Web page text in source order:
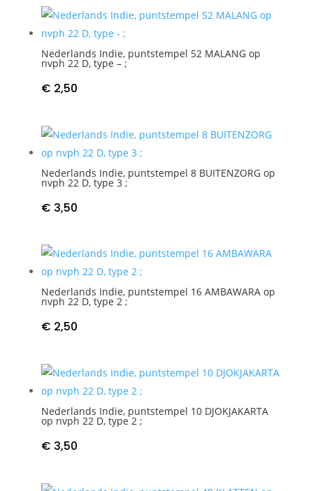
type
Nederlands Indie, puntstempel 52 MALANG op
nvph 22 D, type – ;
€ 2,50
Nederlands Indie, puntstempel 8 BUITENZORG op
nvph 22 D, type 3 ;
€ 3,50
Nederlands Indie, puntstempel 16 AMBAWARA op
nvph 22 D, type 2 ;
€ 2,50
Nederlands Indie, puntstempel 10 DJOKJAKARTA
op nvph 22 D, type 2 ;
€ 3,50